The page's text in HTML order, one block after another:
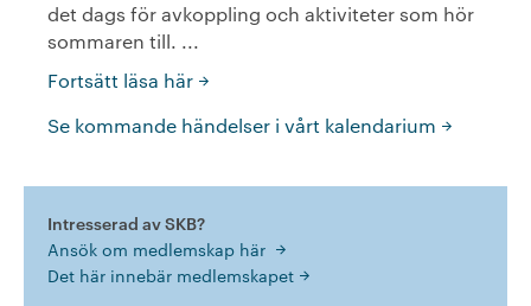
det dags för avkoppling och aktiviteter som hör
sommaren till. ...
Fortsätt läsa här
Se kommande händelser i vårt kalendarium
Intresserad av SKB?
Ansök om medlemskap här
Det här innebär medlemskapet